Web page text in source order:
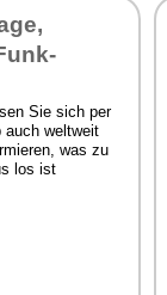
Sie sich per
auch weltweit
was zu
los ist